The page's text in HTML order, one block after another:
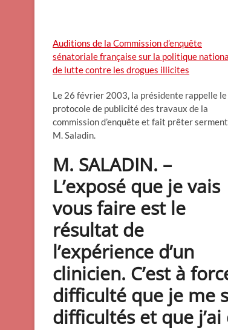
Auditions de la Commission d’enquête
sénatoriale française sur la politique
de lutte contre les drogues illicites
Le 26 février 2003, la présidente rappelle le
protocole de publicité des travaux de la
commission d’enquête et fait prêter
M. Saladin.
M. SALADIN. –
L’exposé que je vais
vous faire est le
résultat de
l’expérience d’un
clinicien. C’est à
difficulté que je me
difficultés et que